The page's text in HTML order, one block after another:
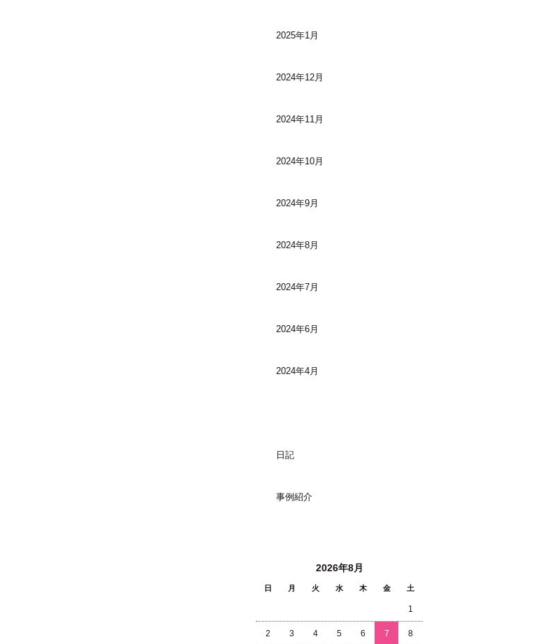
2025年1月
2024年12月
2024年11月
2024年10月
2024年9月
2024年8月
2024年7月
2024年6月
2024年4月
日記
事例紹介
2026年8月
日 月 火 水 木 金 土
1
2 3 4 5 6 7 8